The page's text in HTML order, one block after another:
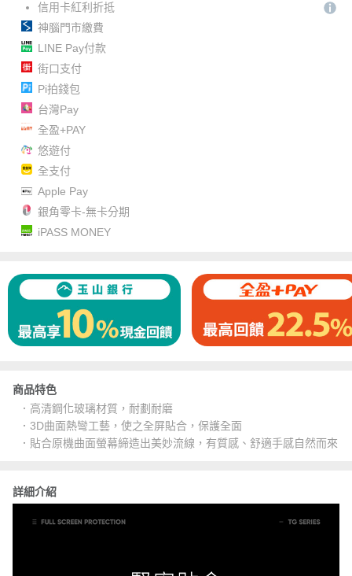
信用卡紅利折抵
神腦門市繳費
LINE Pay付款
街口支付
Pi拍錢包
台灣Pay
全盈+PAY
悠遊付
全支付
Apple Pay
銀角零卡-無卡分期
iPASS MONEY
商品特色
．高清鋼化玻璃材質，耐劃耐磨
．3D曲面熱彎工藝，使之全屏貼合，保護全面
．貼合原機曲面螢幕締造出美妙流線，有質感、舒適手感自然而來
詳細介紹